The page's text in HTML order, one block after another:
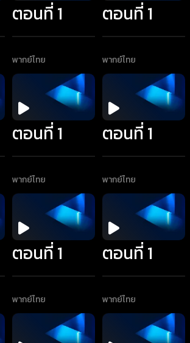
ตอนที่ 1
พากย์ไทย
ตอนที่ 1
พากย์ไทย
ตอนที่ 1
พากย์ไทย
ตอนที่ 1
พากย์ไทย
ตอนที่ 1
พากย์ไทย
ตอนที่ 1
พากย์ไทย